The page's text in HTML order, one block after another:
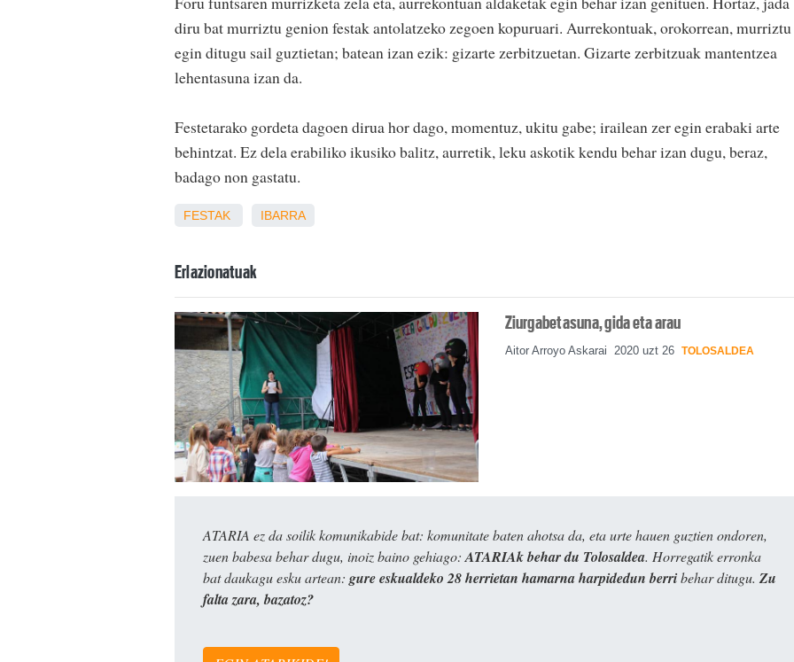
diru bat murriztu genion festak antolatzeko zegoen kopuruari. Aurrekontuak, orokorrean, murriztu
egin ditugu sail guztietan; batean izan ezik: gizarte zerbitzuetan. Gizarte zerbitzuak mantentzea
lehentasuna izan da.
Festetarako gordeta dagoen dirua hor dago, momentuz, ukitu gabe; irailean zer egin erabaki arte
behintzat. Ez dela erabiliko ikusiko balitz, aurretik, leku askotik kendu behar izan dugu, beraz,
badago non gastatu.
FESTAK IBARRA
Erlazionatuak
Ziurgabetasuna, gida eta arau
Aitor Arroyo Askarai 2020 uzt 26 TOLOSALDEA
ATARIA ez da soilik komunikabide bat: komunitate baten ahotsa da, eta urte hauen guztien ondoren,
zuen babesa behar dugu, inoiz baino gehiago: ATARIAk behar du Tolosaldea. Horregatik erronka
bat daukagu esku artean: gure eskualdeko 28 herrietan hamarna harpidedun berribehar ditugu. Zu
falta zara, bazatoz?